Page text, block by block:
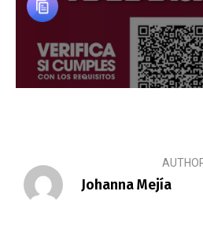
Johanna Mejía